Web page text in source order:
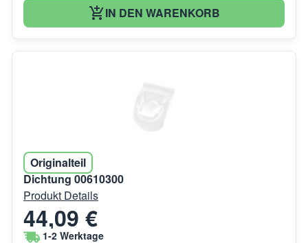
IN DEN WARENKORB
Originalteil
Dichtung 00610300
Produkt Details
44,09 €
1-2 Werktage